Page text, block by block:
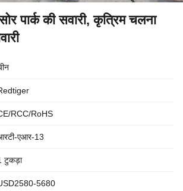
पार्क की सवारी, कृत्रिम चलना
RCC/RoHS
एआर-13
टुकड़ा
5680